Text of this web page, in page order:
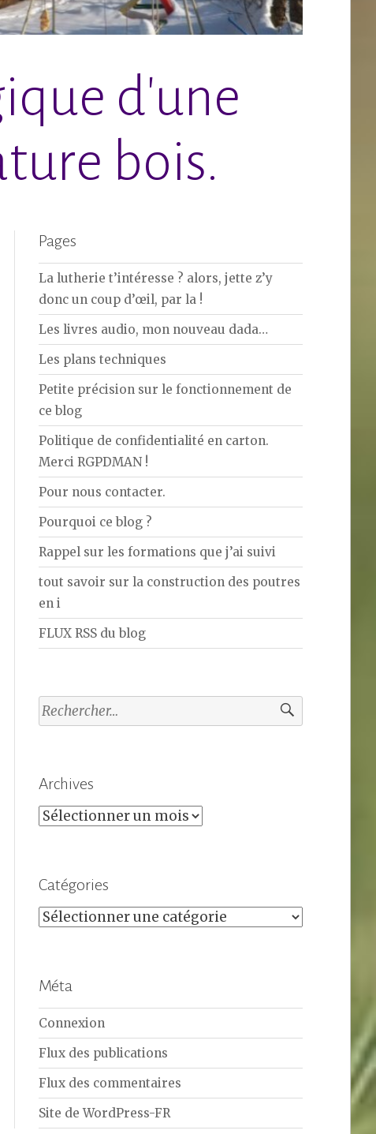
d'une
bois.
Pages
La lutherie t’intéresse ? alors, jette z’y
donc un coup d’œil, par la !
Les livres audio, mon nouveau dada…
Les plans techniques
Petite précision sur le fonctionnement de
ce blog
Politique de confidentialité en carton.
Merci RGPDMAN !
Pour nous contacter.
Pourquoi ce blog ?
Rappel sur les formations que j’ai suivi
tout savoir sur la construction des poutres
en i
FLUX RSS du blog
Rechercher :
Archives
Archives
Catégories
Catégories
Méta
Connexion
Flux des publications
Flux des commentaires
Site de WordPress-FR